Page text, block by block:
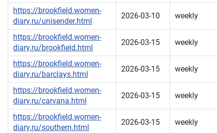
https://brookfield.women-
diary.ru/unisender.html
2026-03-10 weekly
https://brookfield.women-
diary.ru/brookfield.html
2026-03-15 weekly
https://brookfield.women-
diary.ru/barclays.html
2026-03-15 weekly
https://brookfield.women-
diary.ru/carvana.html
2026-03-15 weekly
https://brookfield.women-
diary.ru/southern.html
2026-03-15 weekly